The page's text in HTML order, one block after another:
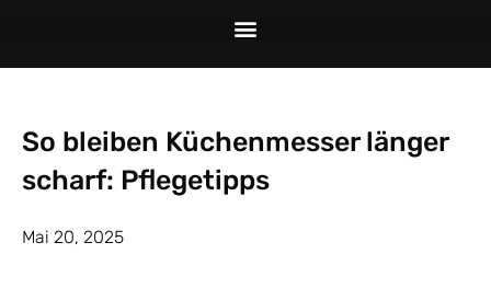
So bleiben Küchenmesser länger
scharf: Pflegetipps
Mai 20, 2025